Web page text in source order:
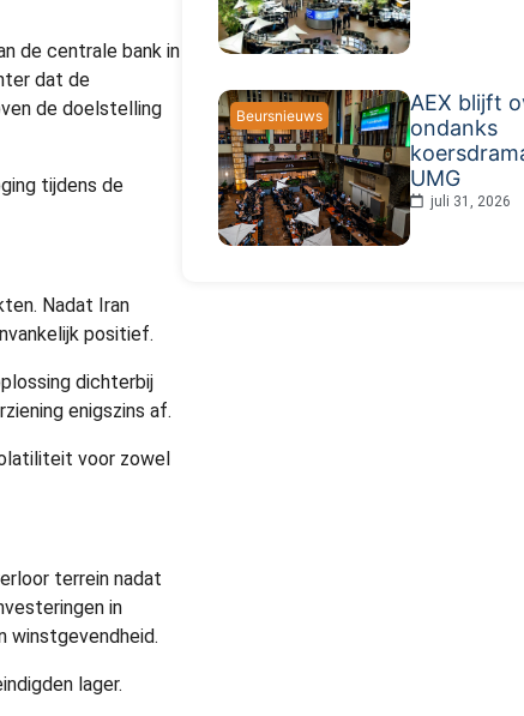
de centrale bank in
dat de
de doelstelling
tijdens de
Nadat Iran
positief.
dichterbij
enigszins af.
voor zowel
terrein nadat
in
winstgevendheid.
lager.
Beursnieuws
AEX blijft
ondanks
UMG
juli 31, 2026